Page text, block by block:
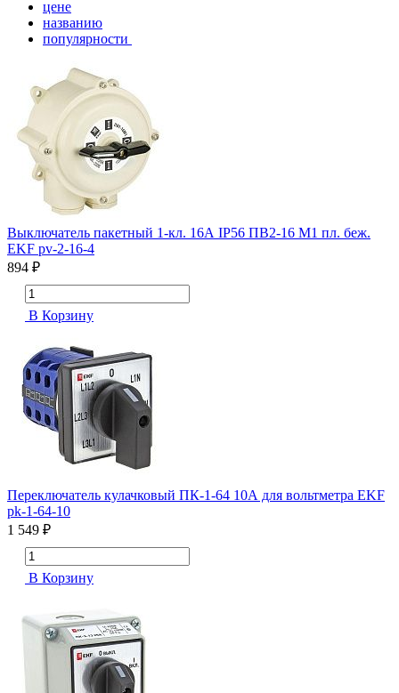
цене
названию
популярности
Выключатель пакетный 1-кл. 16А IP56 ПВ2-16 М1 пл. беж.
EKF pv-2-16-4
894 ₽
В Корзину
Переключатель кулачковый ПК-1-64 10А для вольтметра EKF
pk-1-64-10
1 549 ₽
В Корзину